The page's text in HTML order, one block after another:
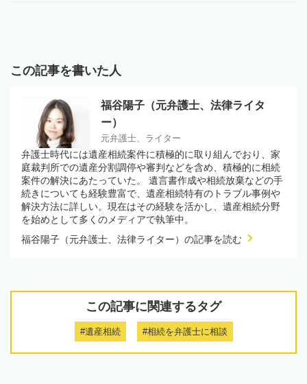
この記事を書いた人
福谷陽子（元弁護士、法律ライタ
ー）
元弁護士、ライター
弁護士時代には遺産相続案件に積極的に取り組んでおり、家
庭裁判所での遺産分割調停や審判などを含め、積極的に相続
案件の解決にあたっていた。 遺言書作成や相続放棄などの手
続きについても経験豊富で、遺産相続特有のトラブル事例や
解決方法に詳しい。現在はその経験を活かし、遺産相続分野
を始めとして多くのメディアで執筆中。
福谷陽子（元弁護士、法律ライター）の記事を読む
この記事に関連するタグ
#遺産相続 #相続を弁護士に相談